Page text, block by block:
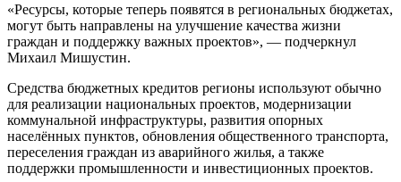
«Ресурсы, которые теперь появятся в региональных бюджетах,
могут быть направлены на улучшение качества жизни
граждан и поддержку важных проектов», — подчеркнул
Михаил Мишустин.
Средства бюджетных кредитов регионы используют обычно
для реализации национальных проектов, модернизации
коммунальной инфраструктуры, развития опорных
населённых пунктов, обновления общественного транспорта,
переселения граждан из аварийного жилья, а также
поддержки промышленности и инвестиционных проектов.